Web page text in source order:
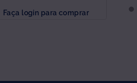
Faça login para comprar